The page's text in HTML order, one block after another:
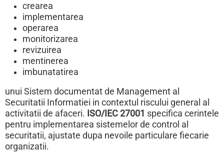
crearea
implementarea
operarea
monitorizarea
revizuirea
mentinerea
imbunatatirea
unui Sistem documentat de Management al
Securitatii Informatiei in contextul riscului general al
activitatii de afaceri. ISO/IEC 27001 specifica cerintele
pentru implementarea sistemelor de control al
securitatii, ajustate dupa nevoile particulare fiecarie
organizatii.